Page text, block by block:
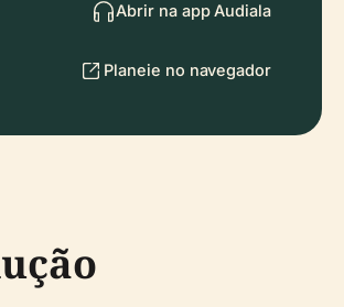
Abrir na app Audiala
Planeie no navegador